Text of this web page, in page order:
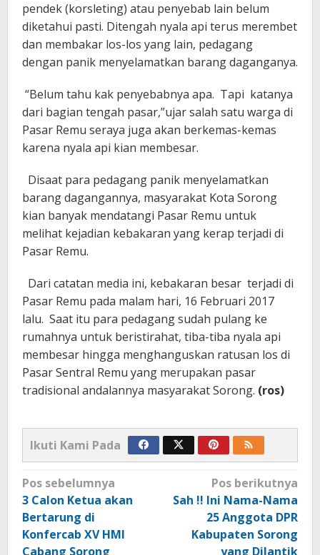
pendek (korsleting) atau penyebab lain belum
diketahui pasti. Ditengah nyala api terus merembet
dan membakar los-los yang lain, pedagang
dengan panik menyelamatkan barang daganganya.
“Belum tahu kak penyebabnya apa. Tapi katanya
dari bagian tengah pasar,”ujar salah satu warga di
Pasar Remu seraya juga akan berkemas-kemas
karena nyala api kian membesar.
Disaat para pedagang panik menyelamatkan
barang dagangannya, masyarakat Kota Sorong
kian banyak mendatangi Pasar Remu untuk
melihat kejadian kebakaran yang kerap terjadi di
Pasar Remu.
Dari catatan media ini, kebakaran besar terjadi di
Pasar Remu pada malam hari, 16 Februari 2017
lalu. Saat itu para pedagang sudah pulang ke
rumahnya untuk beristirahat, tiba-tiba nyala api
membesar hingga menghanguskan ratusan los di
Pasar Sentral Remu yang merupakan pasar
tradisional andalannya masyarakat Sorong. (ros)
Ikuti Kami Pada
Navigasi
pos
Pos sebelumnya
3 Calon Ketua akan
Bertarung di
Konfercab XV HMI
Cabang Sorong
Pos berikutnya
Sah !! Ini Nama-Nama
25 Anggota DPR
Kabupaten Sorong
yang Dilantik